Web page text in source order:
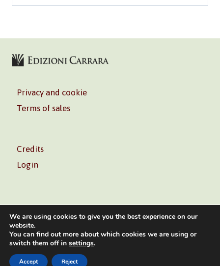
Privacy and cookie
Terms of sales
Credits
Login
Volontè & Co. Srl – P.I. 06181480960 –info@volonte-
We are using cookies to give you the best experience on our
website.
You can find out more about which cookies we are using or
switch them off in settings.
Accept Reject